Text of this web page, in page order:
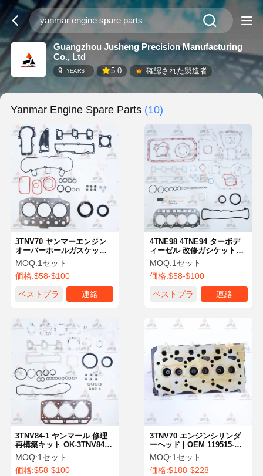
Guangzhou Jusheng Precision Manufacturing
Co., Ltd
9 YEARS 5.0 確認された製造者
Yanmar Engine Spare Parts (10)
3TNV70 ヤンマーエンジン
オーバーホールガスケット
キット シール付き OE
719515-92600
MOQ:1セット
価格:$58-$100
ベストプラ
連絡
4TNE98 4TNE94 ターボデ
ィーゼル 改修ガシケットセ
ット ヤンマー エンジン部品
MOQ:1セット
価格:$58-$100
ベストプラ
連絡
3TNV84-1 ヤンマール 修理
再構築キット OK-3TNV84-1
STD ヤンマール パーツ
MOQ:1セット
価格:$58-$100
3TNV70 エンジンシリンダ
ーヘッド | OEM 119515-
11740 119515-11750 | ヤン
マー油圧ショベル用エンジ
ンシリンダーヘッド
MOQ:1セット
価格:$188-$228